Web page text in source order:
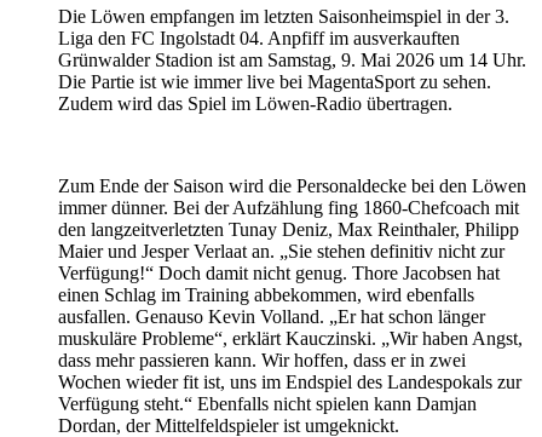
Die Löwen empfangen im letzten Saisonheimspiel in der 3.
Liga den FC Ingolstadt 04. Anpfiff im ausverkauften
Grünwalder Stadion ist am Samstag, 9. Mai 2026 um 14 Uhr.
Die Partie ist wie immer live bei MagentaSport zu sehen.
Zudem wird das Spiel im Löwen-Radio übertragen.
Zum Ende der Saison wird die Personaldecke bei den Löwen
immer dünner. Bei der Aufzählung fing 1860-Chefcoach mit
den langzeitverletzten Tunay Deniz, Max Reinthaler, Philipp
Maier und Jesper Verlaat an. „Sie stehen definitiv nicht zur
Verfügung!“ Doch damit nicht genug. Thore Jacobsen hat
einen Schlag im Training abbekommen, wird ebenfalls
ausfallen. Genauso Kevin Volland. „Er hat schon länger
muskuläre Probleme“, erklärt Kauczinski. „Wir haben Angst,
dass mehr passieren kann. Wir hoffen, dass er in zwei
Wochen wieder fit ist, uns im Endspiel des Landespokals zur
Verfügung steht.“ Ebenfalls nicht spielen kann Damjan
Dordan, der Mittelfeldspieler ist umgeknickt.